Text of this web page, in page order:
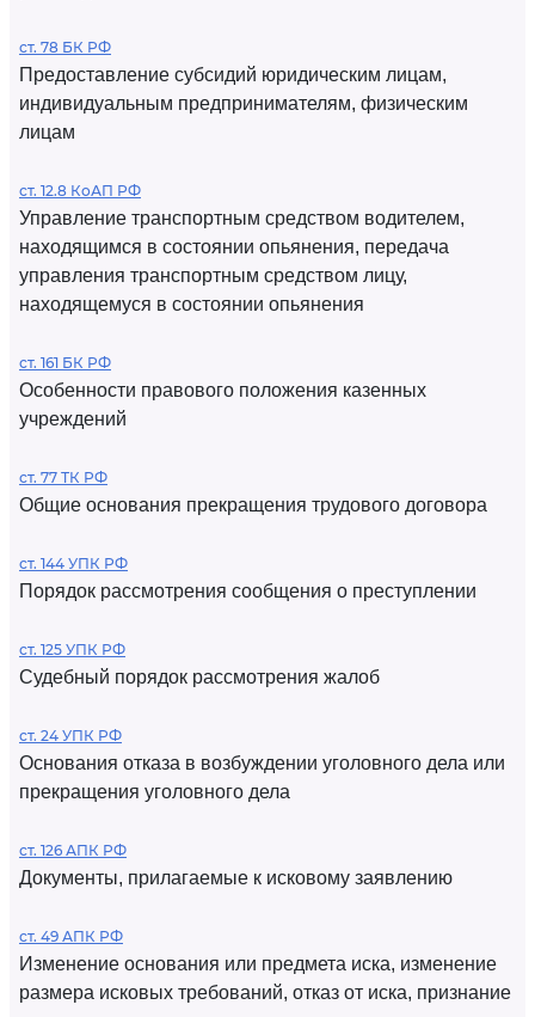
ст. 78 БК РФ
Предоставление субсидий юридическим лицам,
индивидуальным предпринимателям, физическим
лицам
ст. 12.8 КоАП РФ
Управление транспортным средством водителем,
находящимся в состоянии опьянения, передача
управления транспортным средством лицу,
находящемуся в состоянии опьянения
ст. 161 БК РФ
Особенности правового положения казенных
учреждений
ст. 77 ТК РФ
Общие основания прекращения трудового договора
ст. 144 УПК РФ
Порядок рассмотрения сообщения о преступлении
ст. 125 УПК РФ
Судебный порядок рассмотрения жалоб
ст. 24 УПК РФ
Основания отказа в возбуждении уголовного дела или
прекращения уголовного дела
ст. 126 АПК РФ
Документы, прилагаемые к исковому заявлению
ст. 49 АПК РФ
Изменение основания или предмета иска, изменение
размера исковых требований, отказ от иска, признание